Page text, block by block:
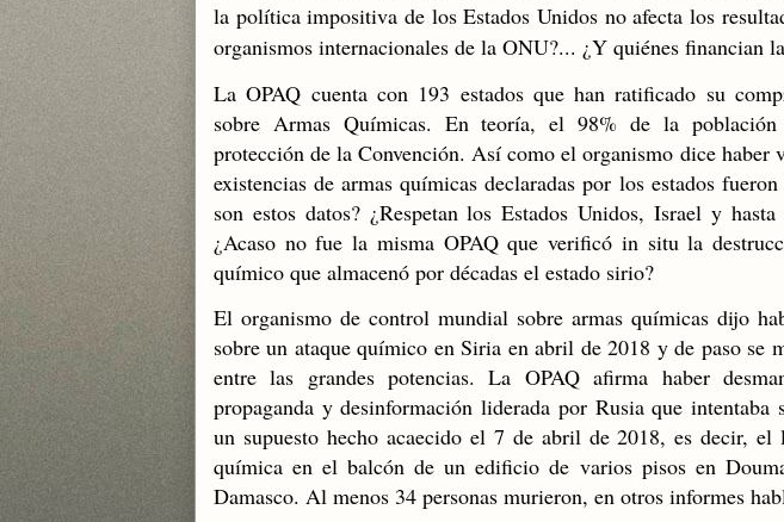
la política impositiva de los Estados Unidos no afecta los
organismos internacionales de la ONU?... ¿Y quiénes financian
La OPAQ cuenta con 193 estados que han ratificado su
sobre Armas Químicas. En teoría, el 98% de la
protección de la Convención. Así como el organismo dice haber
existencias de armas químicas declaradas por los estados
son estos datos? ¿Respetan los Estados Unidos, Israel y hasta
¿Acaso no fue la misma OPAQ que verificó in situ la
químico que almacenó por décadas el estado sirio?
El organismo de control mundial sobre armas químicas dijo
sobre un ataque químico en Siria en abril de 2018 y de paso se
entre las grandes potencias. La OPAQ afirma haber
propaganda y desinformación liderada por Rusia que intentaba
un supuesto hecho acaecido el 7 de abril de 2018, es decir, el
química en el balcón de un edificio de varios pisos en
Damasco. Al menos 34 personas murieron, en otros informes